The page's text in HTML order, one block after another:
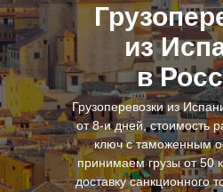
из
в
Грузоперевозки из
от 8-и дней, стоимость
ключ с таможенным
принимаем грузы от 50
доставку санкционного